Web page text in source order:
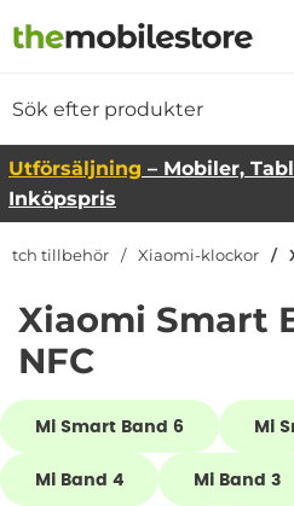
Startsidan för
Utförsäljning – Mobiler,
Inköpspris
tillbehör Xiaomi-klockor
Xiaomi Smart
NFC
Mi Smart Band 6 Mi
Mi Band 4 Mi Band 3